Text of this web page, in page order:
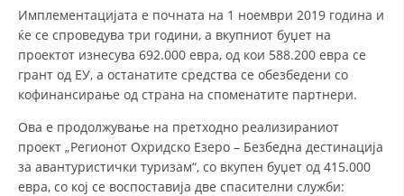
ПРИРАЧНИЦИ
СТРАТЕГИИ
ЕДУКАТИВНО ИНФОРМАТИВНИ МАТЕРИЈАЛИ
ПОСТЕРИ
Имплементацијата е почната на 1 ноември 2019 година и
ќе се спроведува три години, а вкупниот буџет на
проектот изнесува 692.000 евра, од кои 588.200 евра се
грант од ЕУ, а останатите средства се обезбедени со
кофинансирање од страна на споменатите партнери.
Ова е продолжување на претходно реализираниот
проект „Регионот Охридско Езеро – Безбедна дестинација
за авантуристички туризам“, со вкупен буџет од 415.000
евра, со кој се воспоставија две спасителни служби: